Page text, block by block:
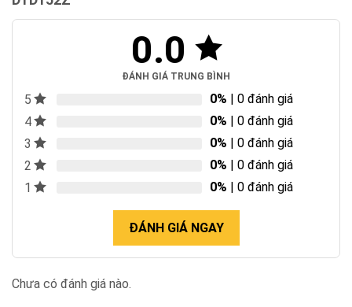
0.0
ĐÁNH GIÁ TRUNG BÌNH
5 0% | 0 đánh giá
4
0% | 0 đánh giá
3
0% | 0 đánh giá
2
0% | 0 đánh giá
1
0% | 0 đánh giá
ĐÁNH GIÁ NGAY
Chưa có đánh giá nào.